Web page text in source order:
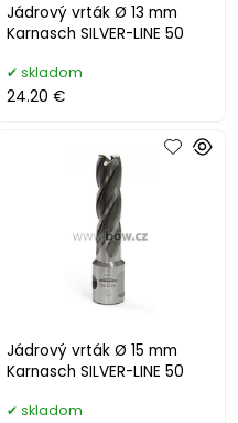
Jádrový vrták Ø 13 mm
Karnasch SILVER-LINE 50
skladom
24.20 €
Jádrový vrták Ø 15 mm
Karnasch SILVER-LINE 50
skladom